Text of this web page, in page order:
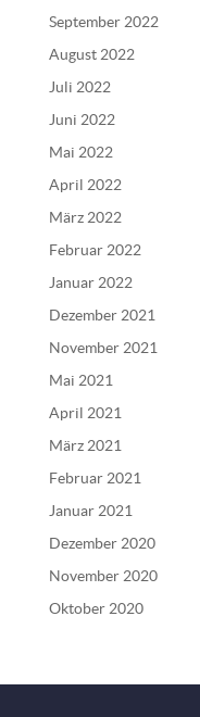
September 2022
August 2022
Juli 2022
Juni 2022
Mai 2022
April 2022
März 2022
Februar 2022
Januar 2022
Dezember 2021
November 2021
Mai 2021
April 2021
März 2021
Februar 2021
Januar 2021
Dezember 2020
November 2020
Oktober 2020